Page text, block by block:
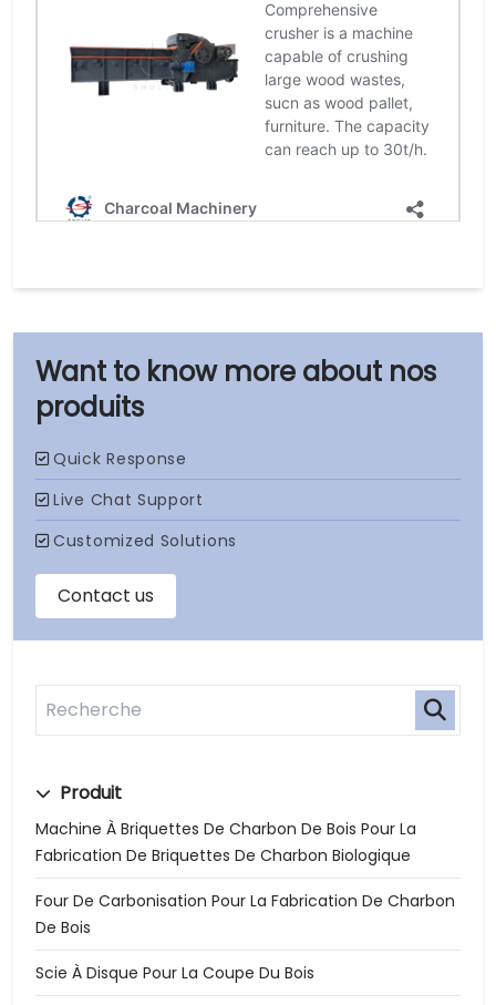
nos
produits
Produit
Machine À Briquettes De Charbon De Bois Pour La
Fabrication De Briquettes De Charbon Biologique
Four De Carbonisation Pour La Fabrication De Charbon
De Bois
Scie À Disque Pour La Coupe Du Bois